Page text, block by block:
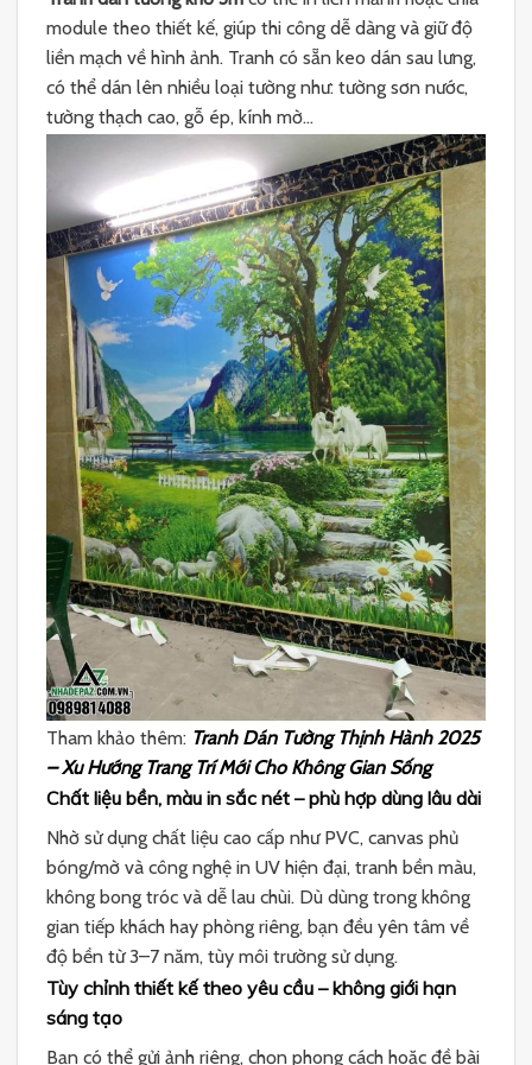
module theo thiết kế, giúp thi công dễ dàng và giữ độ
liền mạch về hình ảnh. Tranh có sẵn keo dán sau lưng,
có thể dán lên nhiều loại tường như: tường sơn nước,
tường thạch cao, gỗ ép, kính mờ…
Tham khảo thêm: Tranh Dán Tường Thịnh Hành 2025
– Xu Hướng Trang Trí Mới Cho Không Gian Sống
Chất liệu bền, màu in sắc nét – phù hợp dùng lâu dài
Nhờ sử dụng chất liệu cao cấp như PVC, canvas phủ
bóng/mờ và công nghệ in UV hiện đại, tranh bền màu,
không bong tróc và dễ lau chùi. Dù dùng trong không
gian tiếp khách hay phòng riêng, bạn đều yên tâm về
độ bền từ 3–7 năm, tùy môi trường sử dụng.
Tùy chỉnh thiết kế theo yêu cầu – không giới hạn
sáng tạo
Bạn có thể gửi ảnh riêng, chọn phong cách hoặc đề bài